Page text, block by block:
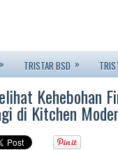
» TRISTAR BSD »
Kehebohan
di Kitchen